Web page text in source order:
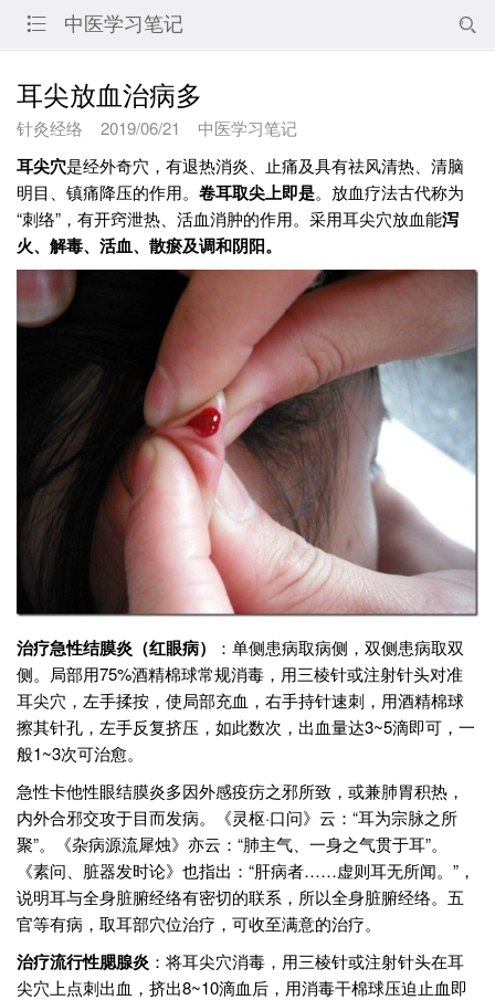
 中医学习笔记 
耳尖放血治病多
针灸经络 2019/06/21 中医学习笔记
耳尖穴是经外奇穴，有退热消炎、止痛及具有祛风清热、清脑
明目、镇痛降压的作用。 卷耳取尖上即是。放血疗法古代称为
“刺络”，有开窍泄热、活血消肿的作用。采用耳尖穴放血能泻
火、解毒、活血、散瘀及调和阴阳。
治疗急性结膜炎（红眼病）
：单侧患病取病侧，双侧患病取双
侧。局部用75%酒精棉球常规消毒，用三棱针或注射针头对准
耳尖穴，左手揉按，使局部充血，右手持针速刺，用酒精棉球
擦其针孔，左手反复挤压，如此数次，出血量达3~5滴即可，一
般1~3次可治愈。
急性卡他性眼结膜炎多因外感疫疠之邪所致，或兼肺胃积热，
内外合邪交攻于目而发病。《灵枢·口问》云：“耳为宗脉之所
聚”。《杂病源流犀烛》亦云：“肺主气、一身之气贯于耳”。
《素问、脏器发时论》也指出：“肝病者……虚则耳无所闻。”，
说明耳与全身脏腑经络有密切的联系，所以全身脏腑经络。五
官等有病，取耳部穴位治疗，可收至满意的治疗。
治疗流行性腮腺炎 ：将耳尖穴消毒，用三棱针或注射针头在耳
尖穴上点刺出血，挤出8~10滴血后，用消毒干棉球压迫止血即